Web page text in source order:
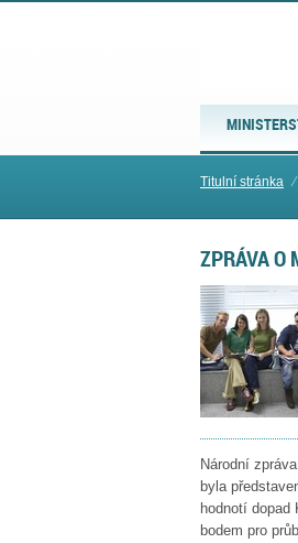
Titulní stránka ⁄
ZPRÁVA O
Národní
byla
hodnotí
bodem pro